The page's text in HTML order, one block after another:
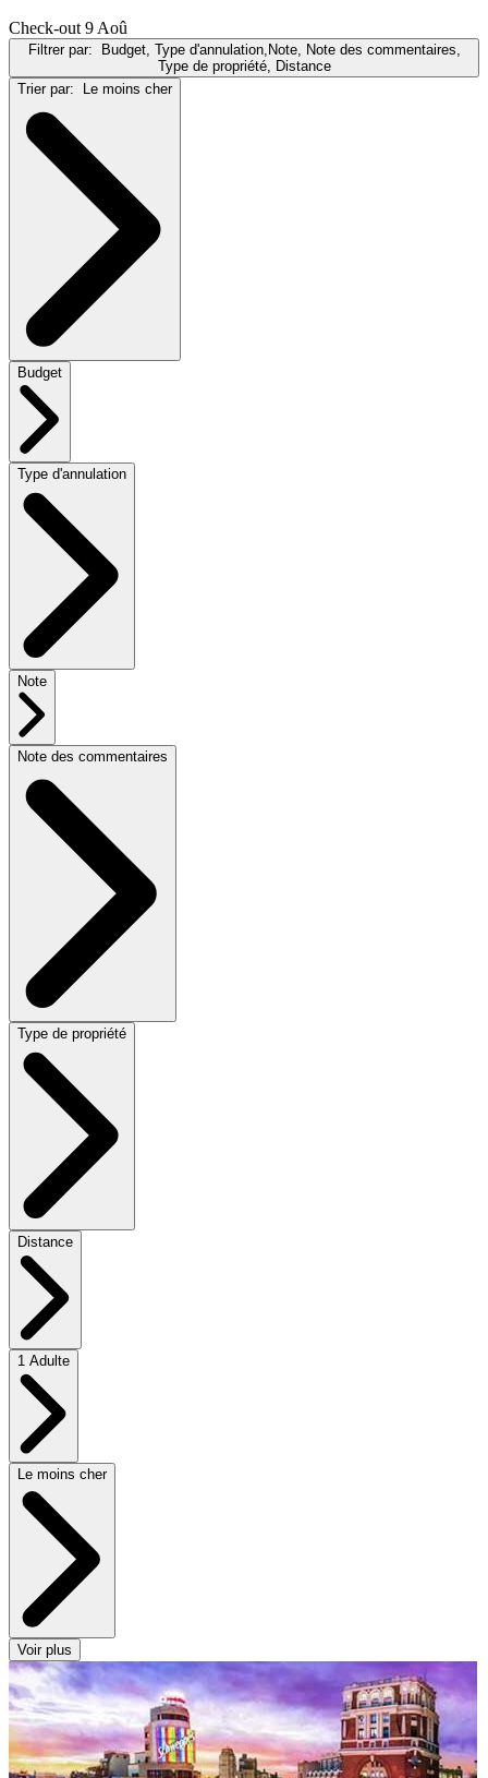
Check-out 9 Aoû
Filtrer par: Budget, Type d'annulation,Note, Note des commentaires,
Type de propriété, Distance
Trier par: Le moins cher
Budget
Type d'annulation
Note
Note des commentaires
Type de propriété
Distance
1 Adulte
Le moins cher
Voir plus